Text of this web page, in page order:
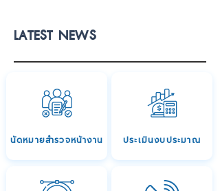
LATEST NEWS
นัดหมายสำรวจหน้างาน ประเมินงบประมาณ